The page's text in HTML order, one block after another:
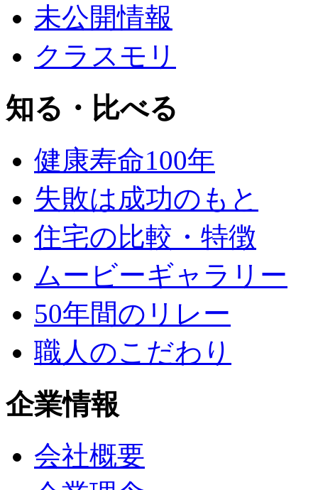
未公開情報
クラスモリ
知る・比べる
健康寿命100年
失敗は成功のもと
住宅の比較・特徴
ムービーギャラリー
50年間のリレー
職人のこだわり
企業情報
会社概要